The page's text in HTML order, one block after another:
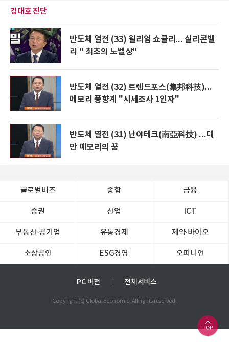
김대호 진단
반도체 열전 (33) 윌리엄 쇼클리... 실리콘밸
리 " 최초의 노벨상"
반도체 열전 (32) 트렌드포스(集邦科技)...
메모리 풍향계 "시세조사 1인자"
반도체 열전 (31) 난야테크(南亞科技) ...대
만 메모리의 꿈
글로벌비즈 종합 금융
증권 산업 ICT
부동산·공기업 유통경제 제약∙바이오
소상공인 ESG경영 오피니언
PC 버전 전체서비스
Copyright (c) Global Economic. All rights reserved.